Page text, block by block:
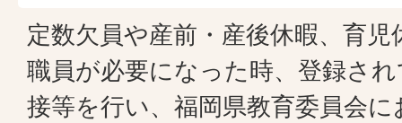
定数欠員や産前・産後休暇、育
職員が必要になった時、登録さ
接等を行い、福岡県教育委員会